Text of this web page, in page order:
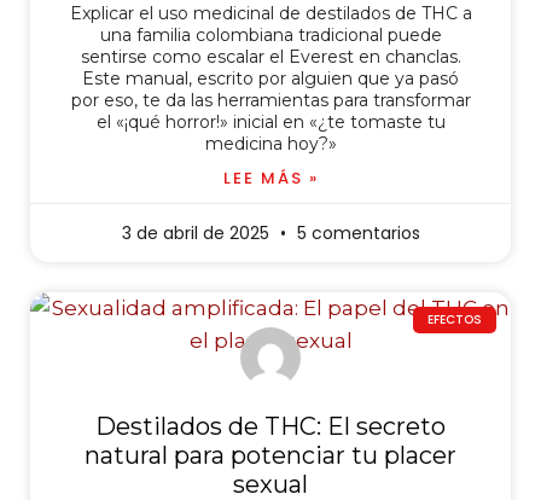
Explicar el uso medicinal de destilados de THC a
una familia colombiana tradicional puede
sentirse como escalar el Everest en chanclas.
Este manual, escrito por alguien que ya pasó
por eso, te da las herramientas para transformar
el «¡qué horror!» inicial en «¿te tomaste tu
medicina hoy?»
LEE MÁS »
3 de abril de 2025 5 comentarios
EFECTOS
Destilados de THC: El secreto
natural para potenciar tu placer
sexual